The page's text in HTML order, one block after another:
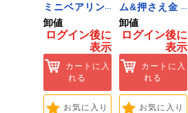
ミニベアリン
グタイプ 310
ミリ 72958
Hardware]
卸値
ログイン後に
表示
カートに入
れる
お気に入り
ム&押さえ金
物 72909
卸値
ログイン後に
表示
カートに入
れる
お気に入り